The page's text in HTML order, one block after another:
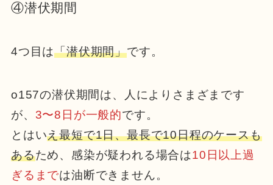
④潜伏期間
4つ目は「潜伏期間」です。
o157の潜伏期間は、人によりさまざまです
が、 3〜8日が一般的です。
とはいえ最短で1日、最長で10日程のケースも
あるため、感染が疑われる場合は10日以上過
ぎるまでは油断できません。